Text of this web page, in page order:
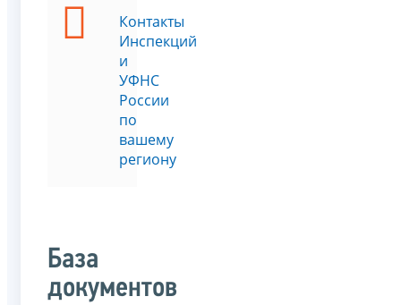
Контакты
Инспекций
и
УФНС
России
по
вашему
региону
База
документов